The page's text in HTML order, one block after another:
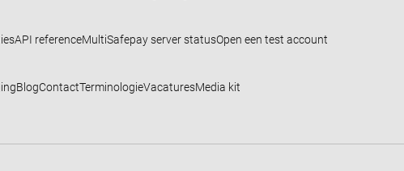
API referenceMultiSafepay server statusOpen een test account
BlogContactTerminologieVacaturesMedia kit